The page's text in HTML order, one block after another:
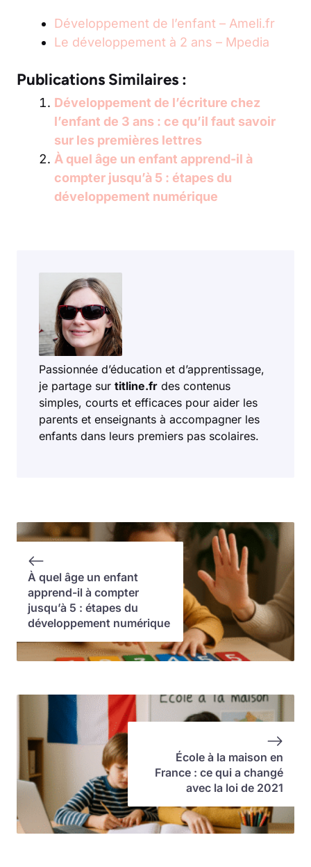
Développement de l’enfant – Ameli.fr
Le développement à 2 ans – Mpedia
Publications Similaires :
Développement de l’écriture chez
l’enfant de 3 ans : ce qu’il faut savoir
sur les premières lettres
À quel âge un enfant apprend-il à
compter jusqu’à 5 : étapes du
développement numérique
Passionnée d’éducation et d’apprentissage,
je partage sur titline.fr des contenus
simples, courts et efficaces pour aider les
parents et enseignants à accompagner les
enfants dans leurs premiers pas scolaires.
À quel âge un enfant
apprend-il à compter
jusqu’à 5 : étapes du
développement numérique
École à la maison en
France : ce qui a changé
avec la loi de 2021